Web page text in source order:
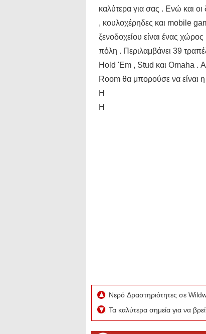
καλύτερα για σας . Ενώ και οι
, κουλοχέρηδες και mobile
ξενοδοχείου είναι ένας
πόλη . Περιλαμβάνει 39
Hold 'Em , Stud και Omaha .
Room θα μπορούσε να είναι
Η
Η
Νερό Δραστηριότητες σε
Τα καλύτερα σημεία για να